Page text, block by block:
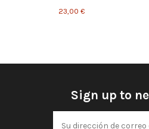
23,00 €
Sign up to